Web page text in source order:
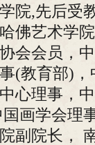
院,先后受
佛艺术学
会会员，
(教育部)
心理事，
画学会理
副院长，